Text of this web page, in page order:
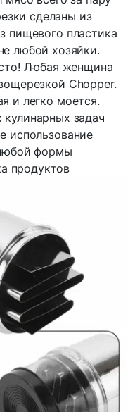
сделаны из
пищевого пластика
любой хозяйки.
Любая женщина
Chopper.
и легко моется.
задач
использование
формы
продуктов